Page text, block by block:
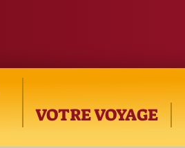
VOTRE VOYAGE